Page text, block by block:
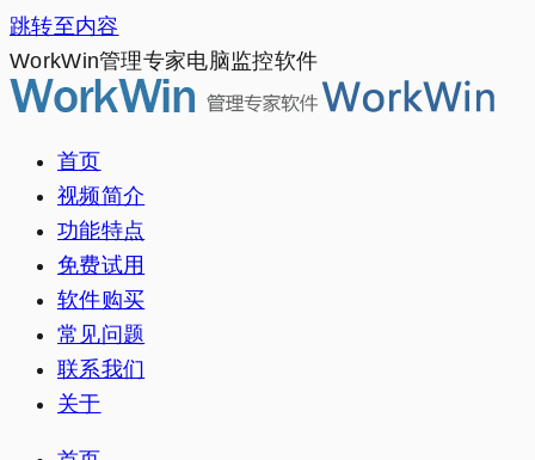
跳转至内容
WorkWin管理专家电脑监控软件
首页
视频简介
功能特点
免费试用
软件购买
常见问题
联系我们
关于